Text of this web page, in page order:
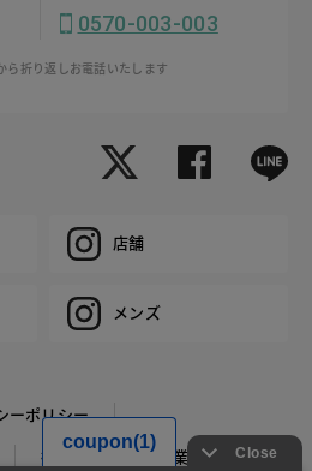
0570-003-003
折り返しお電話いたします
店舗
メンズ
ーポリシー
推奨環境 企業情報